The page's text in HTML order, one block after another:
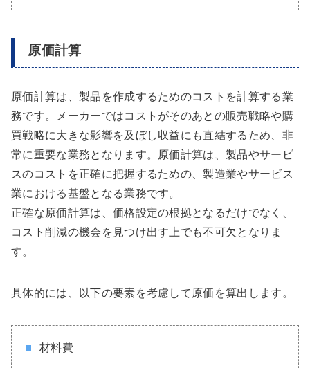
原価計算
原価計算は、製品を作成するためのコストを計算する業
務です。メーカーではコストがそのあとの販売戦略や購
買戦略に大きな影響を及ぼし収益にも直結するため、非
常に重要な業務となります。原価計算は、製品やサービ
スのコストを正確に把握するための、製造業やサービス
業における基盤となる業務です。
正確な原価計算は、価格設定の根拠となるだけでなく、
コスト削減の機会を見つけ出す上でも不可欠となりま
す。
具体的には、以下の要素を考慮して原価を算出します。
材料費